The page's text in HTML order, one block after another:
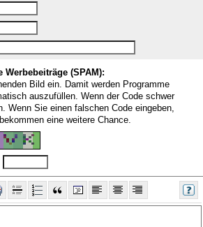
(SPAM):
Bild ein. Damit werden Programme
auszufüllen. Wenn der Code schwer
Sie einen falschen Code eingeben,
eine weitere Chance.